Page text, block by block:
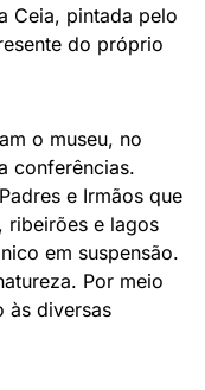
Ceia, pintada pelo
do próprio
o museu, no
conferências.
e Irmãos que
ribeirões e lagos
em suspensão.
Por meio
às diversas